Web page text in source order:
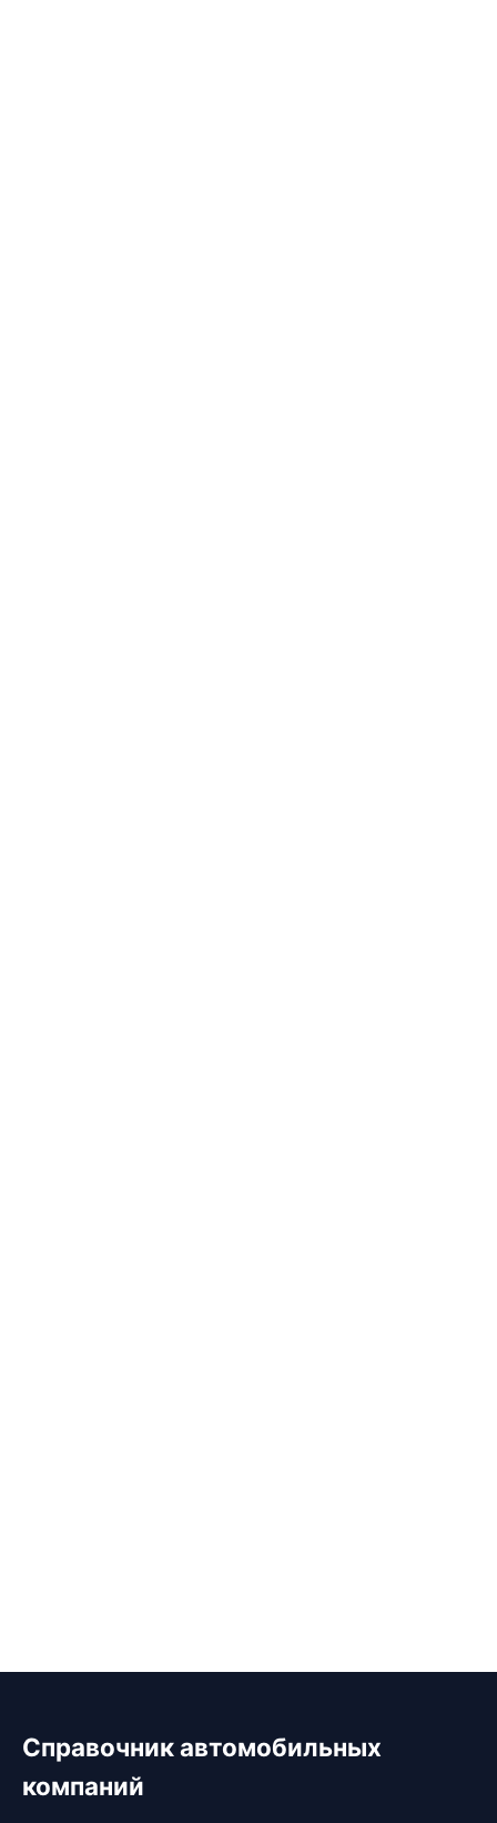
Справочник автомобильных
компаний